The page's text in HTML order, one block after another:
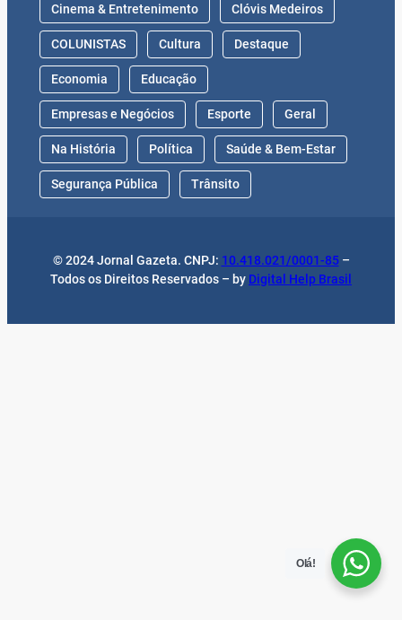
Cinema & Entretenimento Clóvis Medeiros
COLUNISTAS Cultura Destaque
Economia Educação
Empresas e Negócios Esporte Geral
Na História Política Saúde & Bem-Estar
Segurança Pública Trânsito
© 2024 Jornal Gazeta. CNPJ: 10.418.021/0001-85–
Todos os Direitos Reservados – by Digital Help Brasil
Olá!